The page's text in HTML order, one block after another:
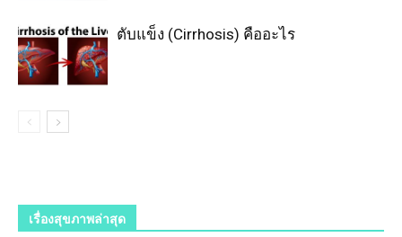
ตับแข็ง (Cirrhosis) คืออะไร
เรื่องสุขภาพล่าสุด